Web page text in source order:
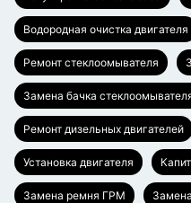
Водородная очистка двигателя
Ремонт стеклоомывателя
Замена бачка
Ремонт дизельных двигателей
Установка двигателя
Замена ремня ГРМ